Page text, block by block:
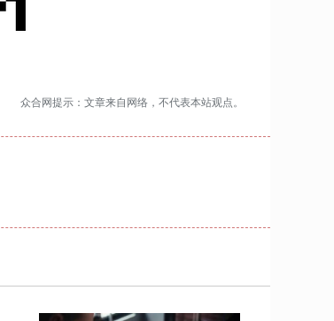
众合网提示：文章来自网络，不代表本站观点。